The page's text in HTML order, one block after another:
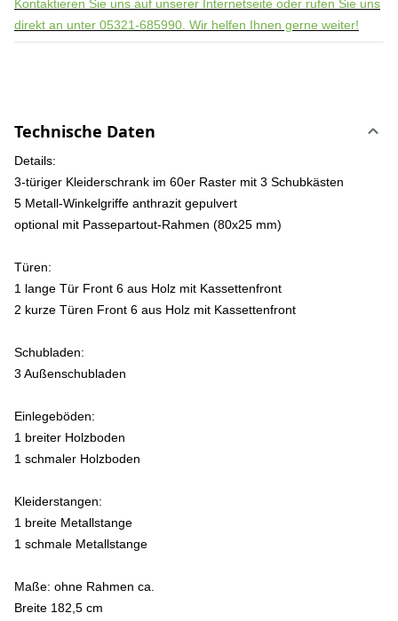
Kontaktieren Sie uns auf unserer Internetseite oder rufen Sie uns
direkt an unter 05321-685990. Wir helfen Ihnen gerne weiter!
Technische Daten
Details:
3-türiger Kleiderschrank im 60er Raster mit 3 Schubkästen
5 Metall-Winkelgriffe anthrazit gepulvert
optional mit Passepartout-Rahmen (80x25 mm)
Türen:
1 lange Tür Front 6 aus Holz mit Kassettenfront
2 kurze Türen Front 6 aus Holz mit Kassettenfront
Schubladen:
3 Außenschubladen
Einlegeböden:
1 breiter Holzboden
1 schmaler Holzboden
Kleiderstangen:
1 breite Metallstange
1 schmale Metallstange
Maße: ohne Rahmen ca.
Breite 182,5 cm